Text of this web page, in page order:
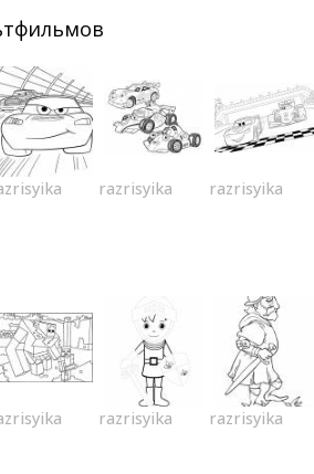
razrisyika razrisyika
razrisyika razrisyika